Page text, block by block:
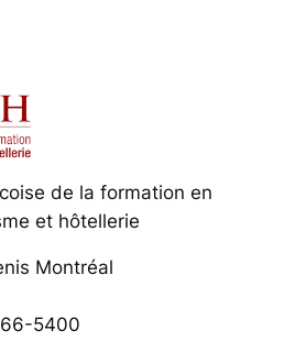
de la formation en
et hôtellerie
Montréal
5400